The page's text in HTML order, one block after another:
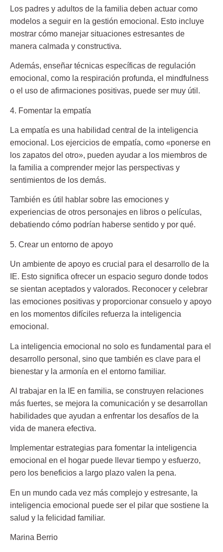
Los padres y adultos de la familia deben actuar como
modelos a seguir en la gestión emocional. Esto incluye
mostrar cómo manejar situaciones estresantes de
manera calmada y constructiva.
Además, enseñar técnicas específicas de regulación
emocional, como la respiración profunda, el mindfulness
o el uso de afirmaciones positivas, puede ser muy útil.
4. Fomentar la empatía
La empatía es una habilidad central de la inteligencia
emocional. Los ejercicios de empatía, como «ponerse en
los zapatos del otro», pueden ayudar a los miembros de
la familia a comprender mejor las perspectivas y
sentimientos de los demás.
También es útil hablar sobre las emociones y
experiencias de otros personajes en libros o películas,
debatiendo cómo podrían haberse sentido y por qué.
5. Crear un entorno de apoyo
Un ambiente de apoyo es crucial para el desarrollo de la
IE. Esto significa ofrecer un espacio seguro donde todos
se sientan aceptados y valorados. Reconocer y celebrar
las emociones positivas y proporcionar consuelo y apoyo
en los momentos difíciles refuerza la inteligencia
emocional.
La inteligencia emocional no solo es fundamental para el
desarrollo personal , sino que también es clave para el
bienestar y la armonía en el entorno familiar.
Al trabajar en la IE en familia, se construyen relaciones
más fuertes, se mejora la comunicación y se desarrollan
habilidades que ayudan a enfrentar los desafíos de la
vida de manera efectiva.
Implementar estrategias para fomentar la inteligencia
emocional en el hogar puede llevar tiempo y esfuerzo,
pero los beneficios a largo plazo valen la pena.
En un mundo cada vez más complejo y estresante, la
inteligencia emocional puede ser el pilar que sostiene la
salud y la felicidad familiar.
Marina Berrio